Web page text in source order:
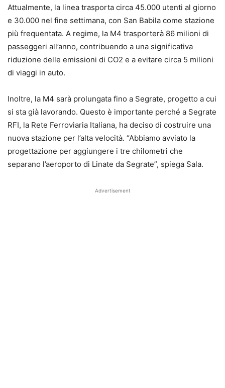
Attualmente, la linea trasporta circa 45.000 utenti al giorno
e 30.000 nel fine settimana, con San Babila come stazione
più frequentata. A regime, la M4 trasporterà 86 milioni di
passeggeri all’anno, contribuendo a una significativa
riduzione delle emissioni di CO2 e a evitare circa 5 milioni
di viaggi in auto.
Inoltre, la M4 sarà prolungata fino a Segrate, progetto a cui
si sta già lavorando. Questo è importante perché a Segrate
RFI, la Rete Ferroviaria Italiana, ha deciso di costruire una
nuova stazione per l’alta velocità. “Abbiamo avviato la
progettazione per aggiungere i tre chilometri che
separano l’aeroporto di Linate da Segrate”, spiega Sala.
Advertisement